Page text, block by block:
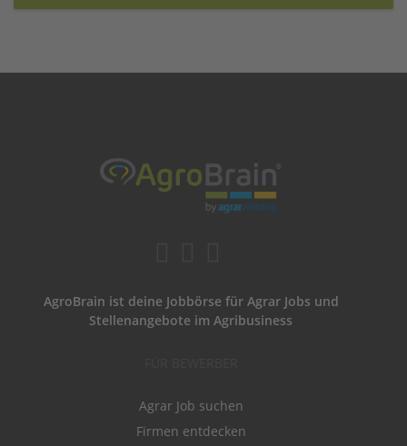
AgroBrain ist deine Jobbörse für Agrar Jobs und
Stellenangebote im Agribusiness
Agrar Job suchen
Firmen entdecken